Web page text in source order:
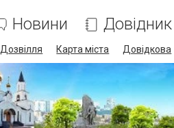
Новини Довідник
Дозвілля Карта міста Довідкова